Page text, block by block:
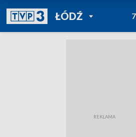
ŁÓDŹPOWRÓT DO
TVP REGIONY